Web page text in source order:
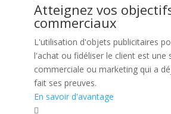
Atteignez vos
commerciaux
L'utilisation d'objets publicitaires
l'achat ou fidéliser le client est une
commerciale ou marketing qui a
fait ses preuves.
En savoir d'avantage